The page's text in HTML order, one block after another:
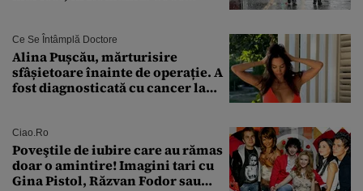
București. Pe ce dată ninge
Ce Se Întâmplă Doctore
Alina Pușcău, mărturisire
sfâșietoare înainte de operație. A
fost diagnosticată cu cancer la
îmi salvez viața”
Ciao.ro
Poveştile de iubire care au rămas
doar o amintire! Imagini tari cu
Gina Pistol, Răzvan Fodor sau